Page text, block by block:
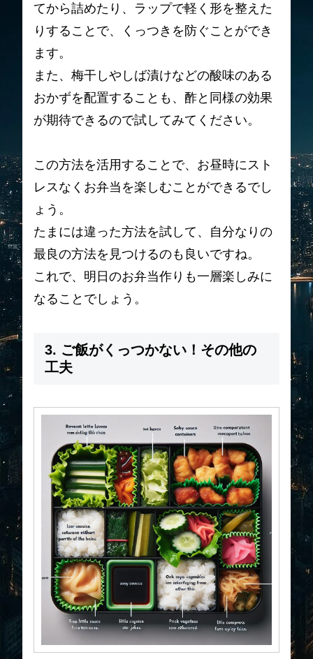
てから詰めたり、ラップで軽く形を整えた
りすることで、くっつきを防ぐことができ
ます。
また、梅干しやしば漬けなどの酸味のある
おかずを配置することも、酢と同様の効果
が期待できるので試してみてください。
この方法を活用することで、お昼時にスト
レスなくお弁当を楽しむことができるでし
ょう。
たまには違った方法を試して、自分なりの
最良の方法を見つけるのも良いですね。
これで、明日のお弁当作りも一層楽しみに
なることでしょう。
3. ご飯がくっつかない！その他の
工夫